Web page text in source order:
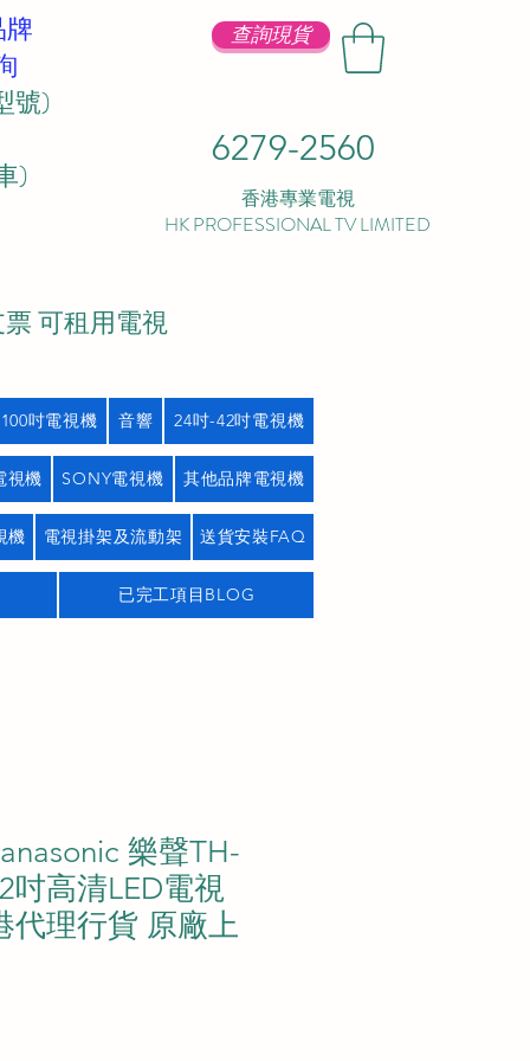
查詢現貨
6279-2560
香港專業電視
HK PROFESSIONAL TV LIMITED
號)
)
可租用電視
吋電視機 音響 24吋-42吋電視機
視機 SONY電視機 其他品牌電視機
機 電視掛架及流動架 送貨安裝FAQ
已完工項目BLOG
樂聲TH-
吋高清LED電視
代理行貨 原廠上